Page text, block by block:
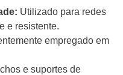
Utilizado para redes
e resistente.
empregado em
e suportes de